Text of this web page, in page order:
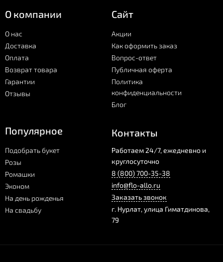
О компании
О нас
Доставка
Оплата
Возврат товара
Гарантии
Отзывы
Сайт
Акции
Как оформить заказ
Вопрос-ответ
Публичная оферта
Политика
конфиденциальности
Блог
Популярное
Подобрать букет
Розы
Ромашки
Эконом
На день рожденья
На свадьбу
Контакты
Работаем 24/7, ежедневно и
круглосуточно
8 (800) 700-35-38
info@flo-allo.ru
Заказать звонок
г. Нурлат,улица Гиматдинова,
79